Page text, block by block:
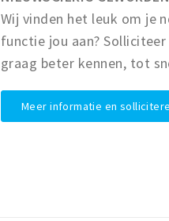
Wij vinden het leuk om je
functie jou aan?
graag beter kennen, tot
Meer informatie en